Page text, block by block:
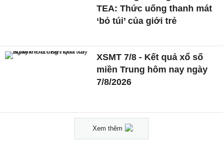
TEA: Thức uống thanh mát
‘bỏ túi’ của giới trẻ
XSMT 7/8 - Kết quả xổ số
miền Trung hôm nay ngày
7/8/2026
Xem thêm